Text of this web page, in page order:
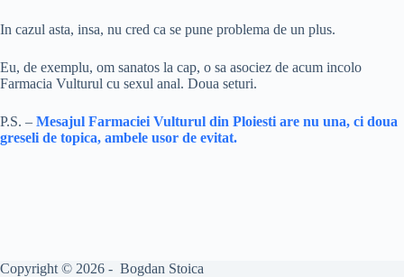
In cazul asta, insa, nu cred ca se pune problema de un plus.
Eu, de exemplu, om sanatos la cap, o sa asociez de acum incolo
Farmacia Vulturul cu sexul anal. Doua seturi.
P.S. – Mesajul Farmaciei Vulturul din Ploiesti are nu una, ci doua
greseli de topica, ambele usor de evitat.
Copyright © 2026 - Bogdan Stoica